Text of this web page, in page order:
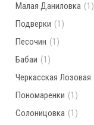
Малая Даниловка (1)
Подверки (1)
Песочин (1)
Бабаи (1)
Черкасская Лозовая
Пономаренки (1)
Солоницовка (1)